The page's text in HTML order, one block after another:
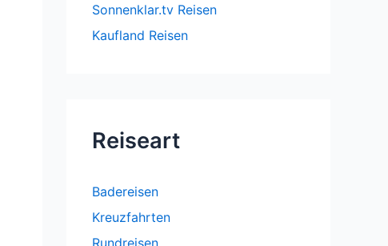
Sonnenklar.tv Reisen
Kaufland Reisen
Reiseart
Badereisen
Kreuzfahrten